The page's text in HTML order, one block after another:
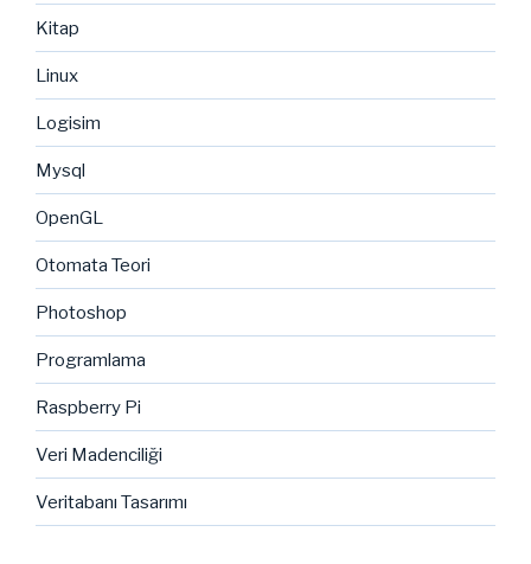
Kitap
Linux
Logisim
Mysql
OpenGL
Otomata Teori
Photoshop
Programlama
Raspberry Pi
Veri Madenciliği
Veritabanı Tasarımı